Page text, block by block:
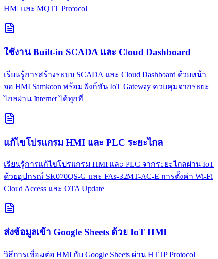
HMI และ MQTT Protocol
ใช้งาน Built-in SCADA และ Cloud Dashboard
เรียนรู้การสร้างระบบ SCADA และ Cloud Dashboard ด้วยหน้า
จอ HMI Samkoon พร้อมฟังก์ชัน IoT Gateway ควบคุมจากระยะ
ไกลผ่าน Internet ได้ทุกที่
แก้ไขโปรแกรม HMI และ PLC ระยะไกล
เรียนรู้การแก้ไขโปรแกรม HMI และ PLC จากระยะไกลผ่าน IoT
ด้วยอุปกรณ์ SK070QS-G และ FAs-32MT-AC-E การตั้งค่า Wi-Fi
Cloud Access และ OTA Update
ส่งข้อมูลเข้า Google Sheets ด้วย IoT HMI
วิธีการเชื่อมต่อ HMI กับ Google Sheets ผ่าน HTTP Protocol